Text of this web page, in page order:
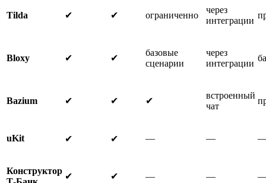
Tilda ✔ ✔ ограниченно
через
интеграции
Bloxy ✔ ✔
базовые
сценарии
через
интеграции
Bazium ✔ ✔ ✔
встроенный
чат
uKit ✔ ✔ — —
Конструктор
✔ ✔ — —